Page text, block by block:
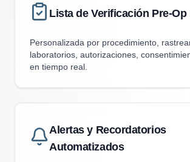
Lista de Verificación Pre-
Personalizada por procedimiento,
laboratorios, autorizaciones,
en tiempo real.
Alertas y Recordatorios
Automatizados